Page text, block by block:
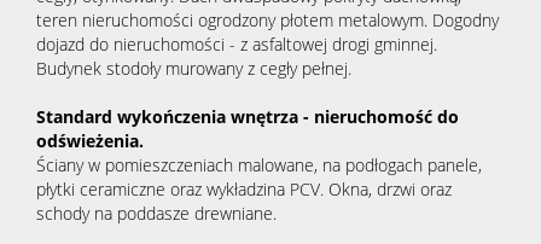
teren nieruchomości ogrodzony płotem metalowym. Dogodny
dojazd do nieruchomości - z asfaltowej drogi gminnej.
Budynek stodoły murowany z cegły pełnej.
Standard wykończenia wnętrza - nieruchomość do
odświeżenia.
Ściany w pomieszczeniach malowane, na podłogach panele,
płytki ceramiczne oraz wykładzina PCV. Okna, drzwi oraz
schody na poddasze drewniane.